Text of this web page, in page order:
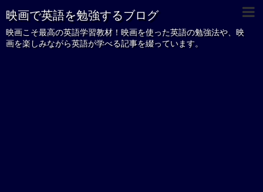
映画で英語を勉強するブログ
映画こそ最高の英語学習教材！映画を使った英語の勉強法や、映
画を楽しみながら英語が学べる記事を綴っています。